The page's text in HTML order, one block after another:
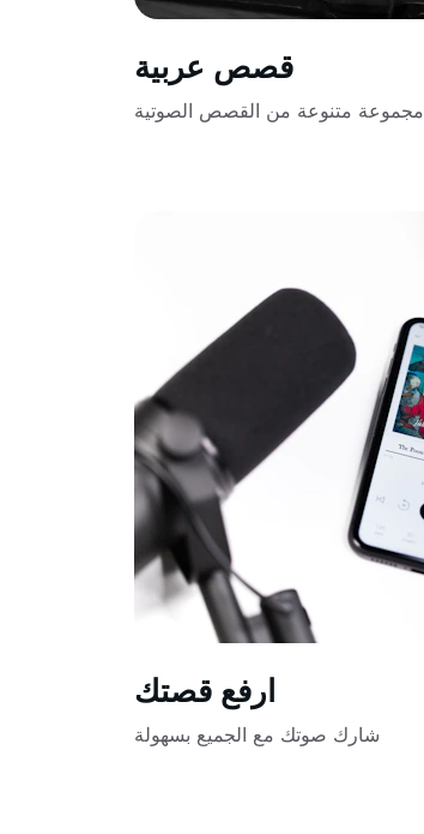
قصص عربية
مجموعة متنوعة من القصص الصوتية
ارفع قصتك
شارك صوتك مع الجميع بسهولة